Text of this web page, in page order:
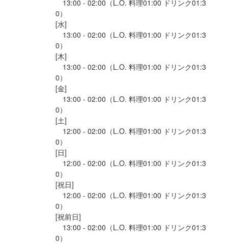
13:00 - 02:00（L.O. 料理01:00 ドリンク01:3
0）
[水]
13:00 - 02:00（L.O. 料理01:00 ドリンク01:3
0）
[木]
13:00 - 02:00（L.O. 料理01:00 ドリンク01:3
0）
[金]
13:00 - 02:00（L.O. 料理01:00 ドリンク01:3
0）
[土]
12:00 - 02:00（L.O. 料理01:00 ドリンク01:3
0）
[日]
12:00 - 02:00（L.O. 料理01:00 ドリンク01:3
0）
[祝日]
12:00 - 02:00（L.O. 料理01:00 ドリンク01:3
0）
[祝前日]
13:00 - 02:00（L.O. 料理01:00 ドリンク01:3
0）